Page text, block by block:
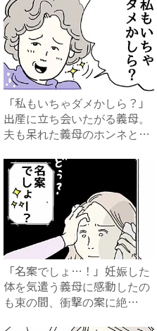
「私もいちゃダメかしら？」
出産に立ち会いたがる義母。
夫も呆れた義母のホンネと
「名案でしょ…！」妊娠した
体を気遣う義母に感動したの
も束の間、衝撃の案に絶